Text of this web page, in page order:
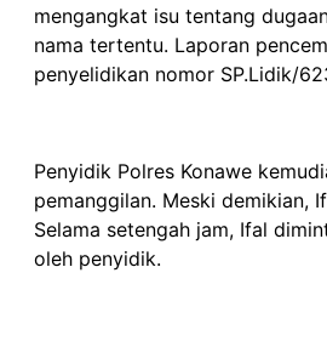
mengangkat isu tentang
nama tertentu. Laporan
penyelidikan nomor SP.Lidik/
Penyidik Polres Konawe
pemanggilan. Meski demikian,
Selama setengah jam, Ifal
oleh penyidik.